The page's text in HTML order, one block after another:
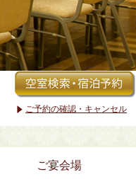
ご予約の確認・キャンセル
ご宴会場